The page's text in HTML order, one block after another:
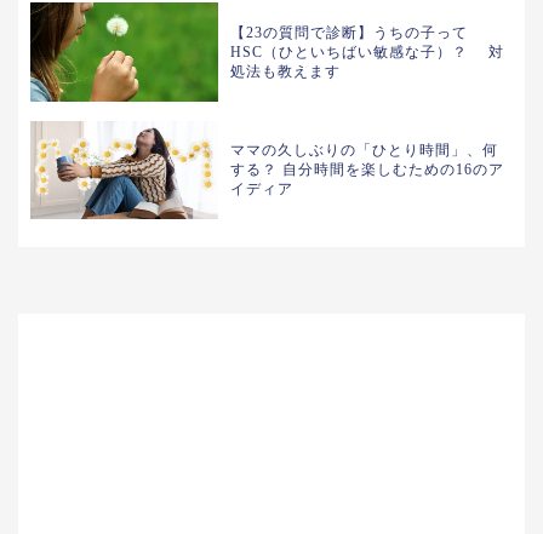
【23の質問で診断】うちの子って
HSC（ひといちばい敏感な子）？ 対
処法も教えます
ママの久しぶりの「ひとり時間」、何
する？ 自分時間を楽しむための16のア
イディア